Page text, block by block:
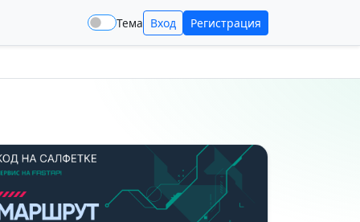
Тема Вход Регистрация